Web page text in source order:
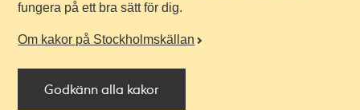
fungera på ett bra sätt för dig.
Om kakor på Stockholmskällan
Godkänn alla kakor